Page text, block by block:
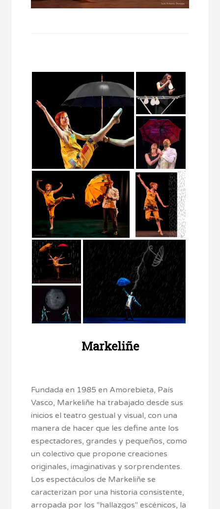
Markeliñe
Fundada en 1985 en Amorebieta, País
Vasco, Markeliñe ha trabajado desde sus
inicios el teatro gestual y visual, con una
manera de hacer que les define ante los
espectadores, grandes y pequeños, como
un colectivo que propone creaciones
originales, imaginativas y sorprendentes.
Los espectáculos de Markeliñe se
caracterizan por una historia consistente,
arropada por los "hallazgos" escénicos, la